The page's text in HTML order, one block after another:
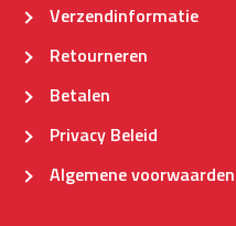
Verzendinformatie
Retourneren
Betalen
Privacy Beleid
Algemene voorwaarden